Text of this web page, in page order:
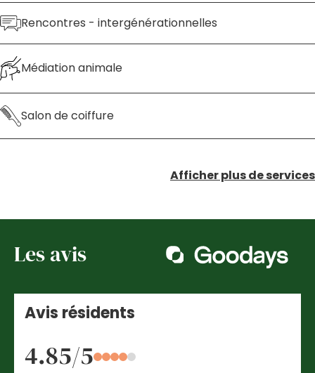
Rencontres - intergénérationnelles
Médiation animale
Salon de coiffure
Afficher plus de services
Les avis
Avis résidents
4.85/5